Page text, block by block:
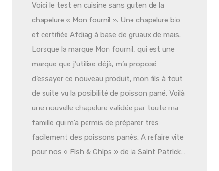
Voici le test en cuisine sans guten de la
chapelure « Mon fournil ». Une chapelure bio
et certifiée Afdiag à base de gruaux de maïs.
Lorsque la marque Mon fournil, qui est une
marque que j’utilise déjà, m’a proposé
d’essayer ce nouveau produit, mon fils à tout
de suite vu la posibilité de poisson pané. Voilà
une nouvelle chapelure validée par toute ma
famille qui m’a permis de préparer très
facilement des poissons panés. A refaire vite
pour nos « Fish & Chips » de la Saint Patrick…